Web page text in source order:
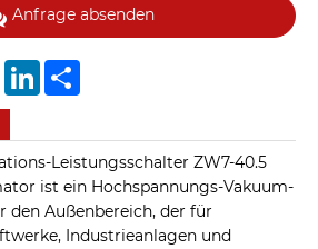
Anfrage absenden
PinterestLinkedIn
Leistungsschalter ZW7-40.5
ist ein Hochspannungs-Vakuum-
den Außenbereich, der für
Industrieanlagen und